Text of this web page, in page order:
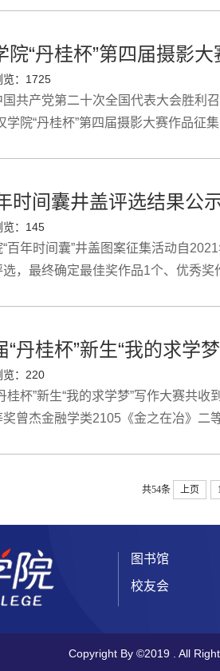
院“丹桂杯”第四届摄影
： 1725
国共产党第二十次全国代表大会胜利
学院“丹桂杯”第四届摄影大赛作品
时间囊井盖评选结果公
： 145
“百年时间囊”井盖图案征集活动自
，最终确定最佳奖作品1个、优秀
“丹桂杯”新生“我的求学
： 220
桂杯”新生“我的求学梦”写作大赛共
奖曾杰金融学类2105《金之在冶》二
共54条 上页 1
图书馆
校友会
Copyright By ©2019 . All